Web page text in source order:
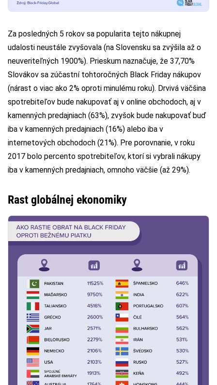
Za posledných 5 rokov sa popularita tejto nákupnej
udalosti neustále zvyšovala (na Slovensku sa zvýšila až o
neuveriteľných 1900%). Prieskum naznačuje, že 37,70%
Slovákov sa zúčastní tohtoročných Black Friday nákupov
(nárast o viac ako 2% oproti minulému roku). Drvivá väčšina
spotrebiteľov bude nakupovať aj v online obchodoch, aj v
kamenných predajniach (63%), zvyšok bude nakupovať buď
iba v kamenných predajniach (16%) alebo iba v
internetových obchodoch (21%). Pre porovnanie, v roku
2017 bolo percento spotrebiteľov, ktorí si vybrali nákupy
iba v kamenných predajniach, omnoho väčšie (až 29%).
Rast globálnej ekonomiky